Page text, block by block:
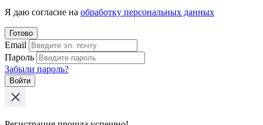
Я даю согласие на обработку персональных данных
Готово
Email
Пароль
Забыли пароль?
Войти